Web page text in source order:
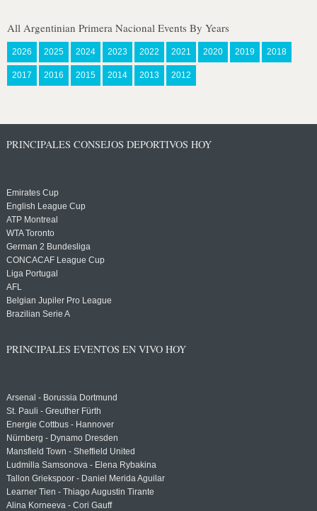
All Argentinian Primera Nacional Events By Years
2026 2025 2024 2023 2022 2021 2020 2019 2018
2017 2016 2015 2014 2013 2012
PRINCIPALES CONSEJOS DEPORTIVOS HOY
Emirates Cup
English League Cup
ATP Montreal
WTA Toronto
German 2 Bundesliga
CONCACAF League Cup
Liga Portugal
AFL
Belgian Jupiler Pro League
Brazilian Serie A
PRINCIPALES EVENTOS EN VIVO HOY
Arsenal - Borussia Dortmund
St. Pauli - Greuther Fürth
Energie Cottbus - Hannover
Nürnberg - Dynamo Dresden
Mansfield Town - Sheffield United
Ludmilla Samsonova - Elena Rybakina
Tallon Griekspoor - Daniel Merida Aguilar
Learner Tien - Thiago Augustin Tirante
Alina Korneeva - Cori Gauff